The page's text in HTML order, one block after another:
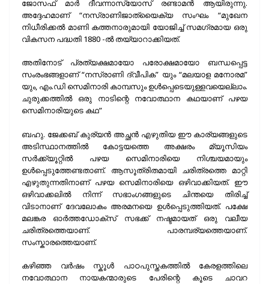
ജോസഫ് മാർ ദീവന്നാസ്യോസ് രണ്ടാമൻ ആയിരുന്നു.
അദ്ദേഹമാണ് “നസ്രാണിജാത്യൈക്യ സംഘം “മുഖേന
നിധീരിക്കൽ മാണി കത്തനാരുമായി യോജിച്ച് സമഗ്രമായ ഒരു
വികസന പദ്ധതി 1880 -ൽ തയ്യാറാക്കിയത്.
അതിനോട് പ്രത്യക്ഷമായോ പരോക്ഷമായോ ബന്ധപ്പെട്ട
സംരംഭങ്ങളാണ് “നസ്രാണി ദ്വീപിക” യും “മലയാള മനോരമ”
യും, എം.ഡി സെമിനാരി കാമ്പസും ഉൾപ്പെടെയുള്ളവയെല്ലാം.
ചുരുക്കത്തിൽ ഒരു നാടിന്റെ നവോത്ഥാന കഥയാണ് പഴയ
സെമിനാരിയുടെ കഥ”
ബഹു. ജേക്കബ് കുര്യൻ അച്ഛൻ എഴുതിയ ഈ കാര്യങ്ങളുടെ
അടിസ്ഥാനത്തിൽ കോട്ടയത്തെ അക്ഷരം മ്യൂസിയം
സർക്ക്യൂറ്റിൽ പഴയ സെമിനാരിയെ നിശ്ചയമായും
ഉൾപ്പെടുത്തേണ്ടതാണ്. ആസൂത്രിതമായി ചരിത്രത്തെ മാറ്റി
എഴുതുന്നതിനാണ് പഴയ സെമിനാരിയെ ഒഴിവാക്കിയത്. ഈ
ഒഴിവാക്കലിൽ നിന്ന് സഭാംഗങ്ങളുടെ ചിന്തയെ തിരിച്ച്
വിടാനാണ് ദേവലോകം അരമനയെ ഉൾപ്പെടുത്തിയത്. പക്ഷേ
മലങ്കര ഓർത്തഡോക്സ് സഭക്ക് നഷ്ടമായത് ഒരു വലീയ
ചരിത്രത്തെയാണ്. പാരമ്പര്യത്തെയാണ്.
സംസ്കാരത്തെയാണ്.
കഴിഞ്ഞ വർഷം സ്കൂൾ പാഠപുസ്തകത്തിൽ കേരളത്തിലെ
നവോത്ഥാന നായകന്മാരുടെ പേരിന്റെ കൂടെ ചാവറ